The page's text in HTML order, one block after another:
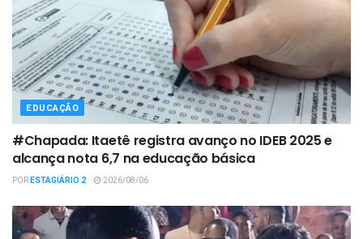
EDUCAÇÃO
#Chapada: Itaetê registra avanço no IDEB 2025 e
alcança nota 6,7 na educação básica
PORESTAGIÁRIO 2 2026/08/06